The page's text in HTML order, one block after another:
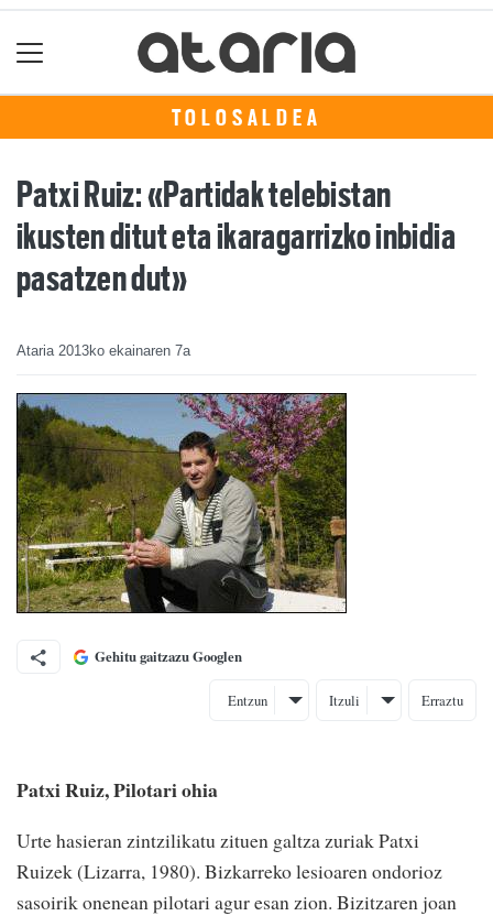
TOLOSALDEA
Patxi Ruiz: «Partidak telebistan
ikusten ditut eta ikaragarrizko inbidia
pasatzen dut»
Ataria 2013ko ekainaren 7a
Gehitu gaitzazu Googlen
Entzun Itzuli Erraztu
Patxi Ruiz, Pilotari ohia
Urte hasieran zintzilikatu zituen galtza zuriak Patxi
Ruizek (Lizarra, 1980). Bizkarreko lesioaren ondorioz
sasoirik onenean pilotari agur esan zion. Bizitzaren joan